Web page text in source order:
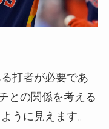
打者が必要であ
との関係を考える
うに見えます。